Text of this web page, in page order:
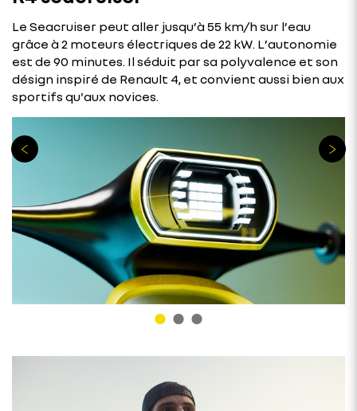
Le Seacruiser peut aller jusqu’à 55 km/h sur l’eau
grâce à 2 moteurs électriques de 22 kW. L’autonomie
est de 90 minutes. Il séduit par sa polyvalence et son
désign inspiré de Renault 4, et convient aussi bien aux
sportifs qu'aux novices.